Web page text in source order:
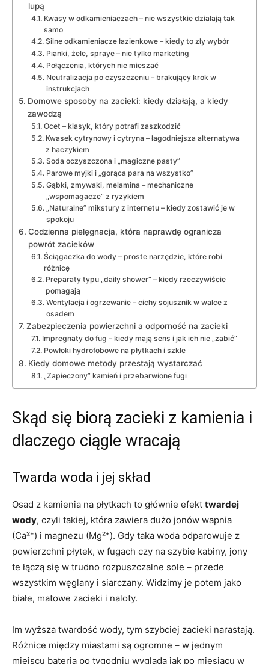
lupą
Kwasy w odkamieniaczach – nie wszystkie działają tak
samo
Silne odkamieniacze łazienkowe – kiedy to zły wybór
Pianki, żele, spraye – nie tylko marketing
Połączenia, których nie mieszać
Neutralizacja po czyszczeniu – brakujący krok w
instrukcjach
Domowe sposoby na zacieki: kiedy działają, a kiedy
zawodzą
Ocet – klasyk, który potrafi zaszkodzić
Kwasek cytrynowy i cytryna – łagodniejsza alternatywa
z haczykiem
Soda oczyszczona i „magiczne pasty”
Parowe myjki i „gorąca para na wszystko”
Gąbki, zmywaki, melamina – mechaniczne
„wspomagacze” z ryzykiem
„Naturalne” mikstury z internetu – kiedy zostawić je w
spokoju
Codzienna pielęgnacja, która naprawdę ogranicza
powrót zacieków
Ściągaczka do wody – proste narzędzie, które robi
różnicę
Preparaty typu „daily shower” – kiedy rzeczywiście
pomagają
Wentylacja i ogrzewanie – cichy sojusznik w walce z
osadem
Zabezpieczenia powierzchni a odporność na zacieki
Impregnaty do fug – kiedy mają sens i jak ich nie „zabić”
Powłoki hydrofobowe na płytkach i szkle
Kiedy domowe metody przestają wystarczać
„Zapieczony” kamień i przebarwione fugi
Skąd się biorą zacieki z kamienia i
dlaczego ciągle wracają
Twarda woda i jej skład
Osad z kamienia na płytkach to głównie efekt twardej
wody, czyli takiej, która zawiera dużo jonów wapnia
(Ca²⁺) i magnezu (Mg²⁺). Gdy taka woda odparowuje z
powierzchni płytek, w fugach czy na szybie kabiny, jony
te łączą się w trudno rozpuszczalne sole – przede
wszystkim węglany i siarczany. Widzimy je potem jako
białe, matowe zacieki i naloty.
Im wyższa twardość wody, tym szybciej zacieki narastają.
Różnice między miastami są ogromne – w jednym
miejscu bateria po tygodniu wygląda jak po miesiącu w